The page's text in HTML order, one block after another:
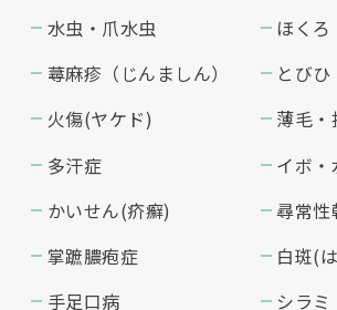
水虫・爪水虫
ほくろ
蕁麻疹（じんましん）
とびひ
火傷(ヤケド)
薄毛
多汗症
イボ・
かいせん(疥癬)
尋常性
掌蹠膿疱症
白斑(
手足口病
シラミ